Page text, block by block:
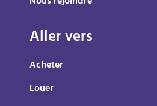
Aller vers
Acheter
Louer